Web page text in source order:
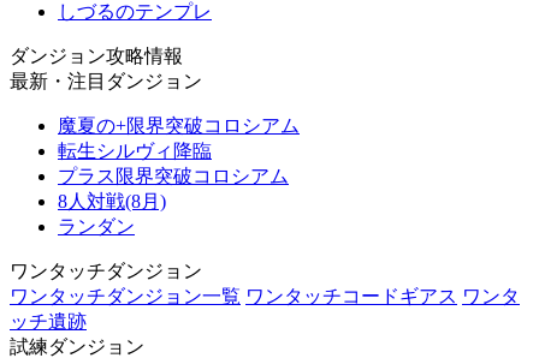
しづるのテンプレ
ダンジョン攻略情報
最新・注目ダンジョン
魔夏の+限界突破コロシアム
転生シルヴィ降臨
プラス限界突破コロシアム
8人対戦(8月)
ランダン
ワンタッチダンジョン
ワンタッチダンジョン一覧 ワンタッチコードギアス ワンタ
ッチ遺跡
試練ダンジョン